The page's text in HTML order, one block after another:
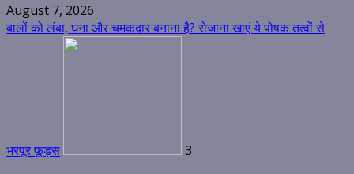
August 7, 2026
बालों को लंबा, घना और चमकदार बनाना है? रोजाना खाएं ये पोषक तत्वों से
भरपूर फूड्स 3